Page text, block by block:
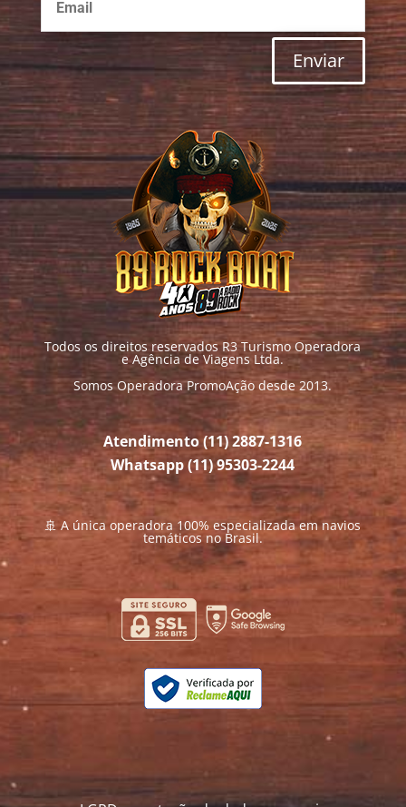
Enviar
Todos os direitos reservados R3 Turismo Operadora
e Agência de Viagens Ltda.
Somos Operadora PromoAção desde 2013.
Atendimento (11) 2887-1316
Whatsapp (11) 95303-2244
🚢 A única operadora 100% especializada em navios
temáticos no Brasil.